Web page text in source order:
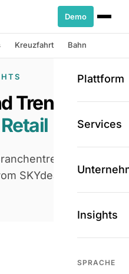
Demo
Kreuzfahrt Bahn
Plattform
Services
Insights
SPRACHE
Trends im
und
SKYdeals-Team.